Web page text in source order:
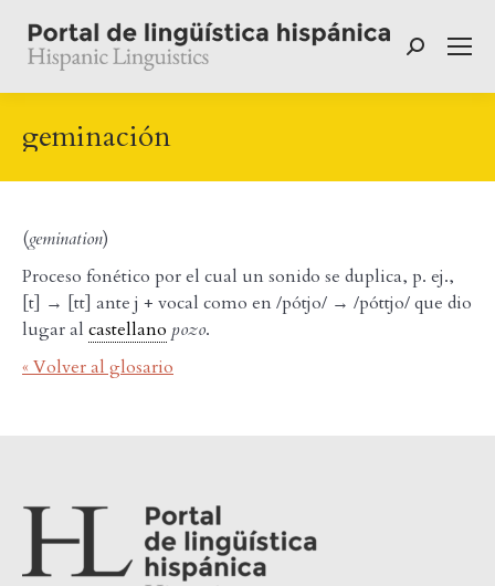
Buscar:
geminación
(gemination)
Proceso fonético por el cual un sonido se duplica, p. ej.,
[t] → [tt] ante j + vocal como en /pótjo/ → /póttjo/ que dio
lugar al castellano pozo.
« Volver al glosario